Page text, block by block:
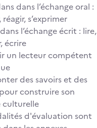
dans l’échange oral :
s’exprimer
l’échange écrit : lire,
écrire
un lecteur compétent
des savoirs et des
construire son
d'évaluation sont